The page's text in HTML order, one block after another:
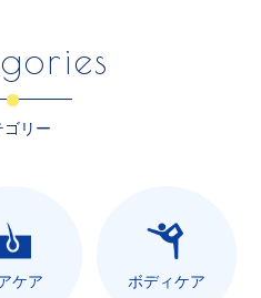
ゴリー
ケア ボディケア